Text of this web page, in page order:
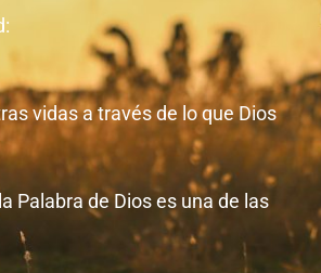
vidas a través de lo que Dios
Palabra de Dios es una de las